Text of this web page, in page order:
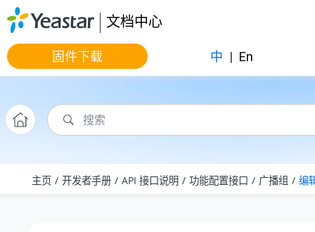
跳转到主要内容
文档中心
固件下载 中 | En
主页 开发者手册 API 接口说明 功能配置接口 广播组 编